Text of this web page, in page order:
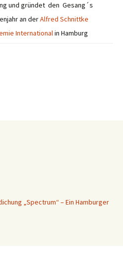
und gründet den Gesang´s
an derAlfred Schnittke
Internationalin Hamburg
„Spectrum“ – Ein Hamburger